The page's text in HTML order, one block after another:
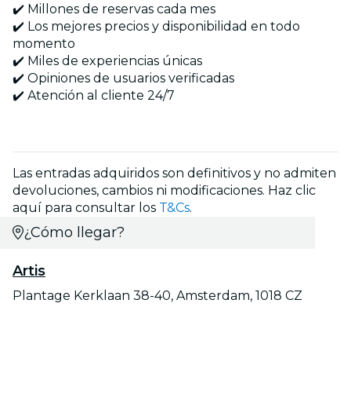
✔️ Millones de reservas cada mes
✔️ Los mejores precios y disponibilidad en todo
momento
✔️ Miles de experiencias únicas
✔️ Opiniones de usuarios verificadas
✔️ Atención al cliente 24/7
Las entradas adquiridos son definitivos y no admiten
devoluciones, cambios ni modificaciones. Haz clic
aquí para consultar los T&Cs.
¿Cómo llegar?
Artis
Plantage Kerklaan 38-40, Amsterdam, 1018 CZ